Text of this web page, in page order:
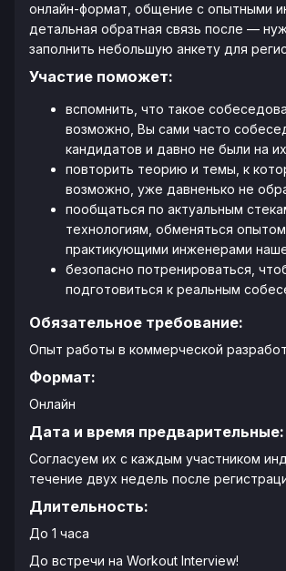
онлайн-формат, общение с опытными
детальная обратная связь после —
заполнить небольшую анкету для
Участие поможет:
вспомнить, что такое
возможно, Вы сами часто
кандидатов и давно не были на
повторить теорию и темы, к
возможно, уже давненько не
пообщаться по актуальным
технологиям, обменяться
практикующими инженерами
безопасно потренироваться,
подготовиться к реальным
Обязательное требование:
Опыт работы в коммерческой
Формат:
Онлайн
Дата и время предварительные:
Согласуем их с каждым участником
течение двух недель после
Длительность:
До 1 часа
До встречи на Workout Interview!